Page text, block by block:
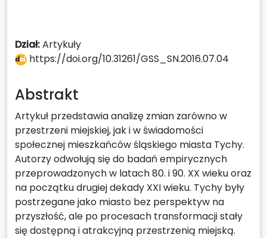
Dział:Artykuły
https://doi.org/10.31261/GSS_SN.2016.07.04
Abstrakt
Artykuł przedstawia analizę zmian zarówno w
przestrzeni miejskiej, jak i w świadomości
społecznej mieszkańców śląskiego miasta Tychy.
Autorzy odwołują się do badań empirycznych
przeprowadzonych w latach 80. i 90. XX wieku oraz
na początku drugiej dekady XXI wieku. Tychy były
postrzegane jako miasto bez perspektyw na
przyszłość, ale po procesach transformacji stały
się dostępną i atrakcyjną przestrzenią miejską.